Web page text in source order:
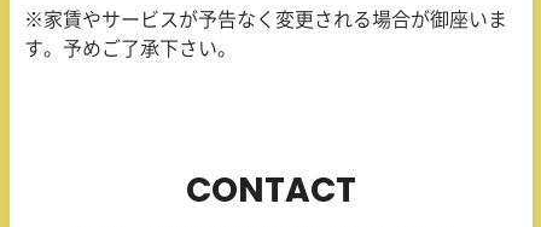
※家賃やサービスが予告なく変更される場合が御座いま
す。予めご了承下さい。
CONTACT